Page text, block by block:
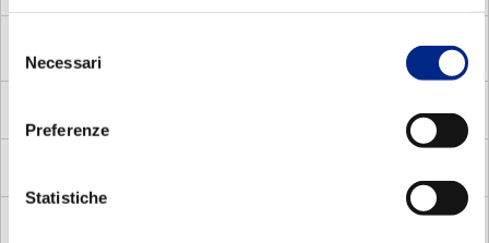
delNecessari
Preferenze
Statistiche
Motori Autofrenanti Asincroni Trifase a doppia
polarità
Motori Elettrici Autofrenanti Asincroni Monofase